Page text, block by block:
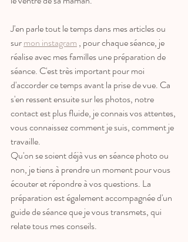
J'en parle tout le temps dans mes articles ou
sur mon instagram , pour chaque séance, je
réalise avec mes familles une préparation de
séance. C'est très important pour moi
d'accorder ce temps avant la prise de vue. Ca
s'en ressent ensuite sur les photos, notre
contact est plus fluide, je connais vos attentes,
vous connaissez comment je suis, comment je
travaille.
Qu'on se soient déjà vus en séance photo ou
non, je tiens à prendre un moment pour vous
écouter et répondre à vos questions. La
préparation est également accompagnée d'un
guide de séance que je vous transmets, qui
relate tous mes conseils.